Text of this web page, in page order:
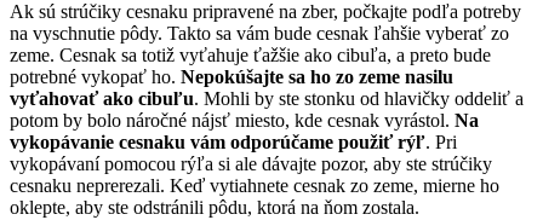
Ak sú strúčiky cesnaku pripravené na zber, počkajte podľa potreby
na vyschnutie pôdy. Takto sa vám bude cesnak ľahšie vyberať zo
zeme. Cesnak sa totiž vyťahuje ťažšie ako cibuľa, a preto bude
potrebné vykopať ho. Nepokúšajte sa ho zo zeme nasilu
vyťahovať ako cibuľu. Mohli by ste stonku od hlavičky oddeliť a
potom by bolo náročné nájsť miesto, kde cesnak vyrástol. Na
vykopávanie cesnaku vám odporúčame použiť rýľ. Pri
vykopávaní pomocou rýľa si ale dávajte pozor, aby ste strúčiky
cesnaku neprerezali. Keď vytiahnete cesnak zo zeme, mierne ho
oklepte, aby ste odstránili pôdu, ktorá na ňom zostala.